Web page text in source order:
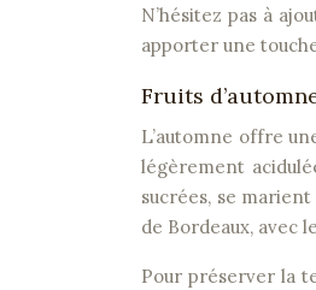
N’hésitez pas à
apporter une
Fruits
L’automne offre
légèrement
sucrées, se
de Bordeaux, avec
Pour préserver la